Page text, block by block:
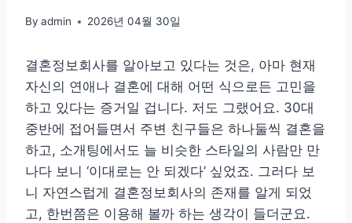
By admin 2026년 04월 30일
결혼정보회사를 알아보고 있다는 것은, 아마 현재
자신의 연애나 결혼에 대해 어떤 식으로든 고민을
하고 있다는 증거일 겁니다. 저도 그랬어요. 30대
중반에 접어들면서 주변 친구들은 하나둘씩 결혼을
하고, 소개팅에서도 늘 비슷한 스타일의 사람만 만
나다 보니 ‘이대로는 안 되겠다’ 싶었죠. 그러다 보
니 자연스럽게 결혼정보회사의 존재를 알게 되었
고, 한번쯤은 이용해 볼까 하는 생각이 들더군요.